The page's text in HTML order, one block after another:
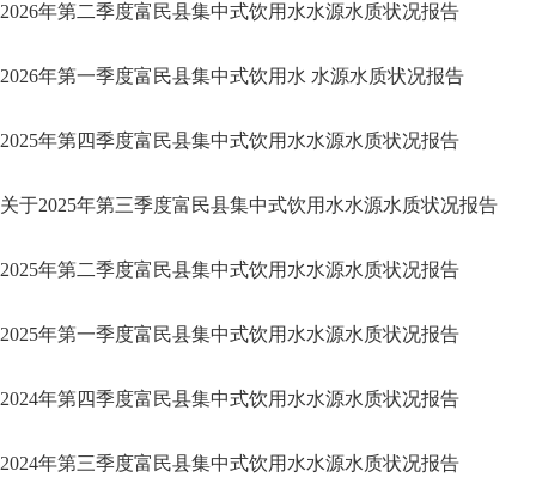
2026年第二季度富民县集中式饮用水水源水质状况报告
2026年第一季度富民县集中式饮用水 水源水质状况报告
2025年第四季度富民县集中式饮用水水源水质状况报告
关于2025年第三季度富民县集中式饮用水水源水质状况报告
2025年第二季度富民县集中式饮用水水源水质状况报告
2025年第一季度富民县集中式饮用水水源水质状况报告
2024年第四季度富民县集中式饮用水水源水质状况报告
2024年第三季度富民县集中式饮用水水源水质状况报告